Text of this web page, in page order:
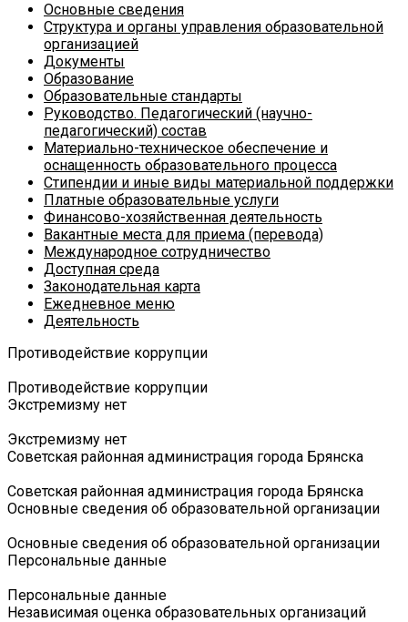
Основные сведения
Структура и органы управления образовательной
организацией
Документы
Образование
Образовательные стандарты
Руководство. Педагогический (научно-
педагогический) состав
Материально-техническое обеспечение и
оснащенность образовательного процесса
Стипендии и иные виды материальной поддержки
Платные образовательные услуги
Финансово-хозяйственная деятельность
Вакантные места для приема (перевода)
Международное сотрудничество
Доступная среда
Законодательная карта
Ежедневное меню
Деятельность
Противодействие коррупции
Противодействие коррупции
Экстремизму нет
Экстремизму нет
Советская районная администрация города Брянска
Советская районная администрация города Брянска
Основные сведения об образовательной организации
Основные сведения об образовательной организации
Персональные данные
Персональные данные
Независимая оценка образовательных организаций